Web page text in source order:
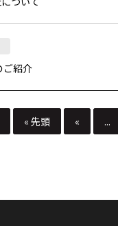
ご紹介
« 先頭 « ...